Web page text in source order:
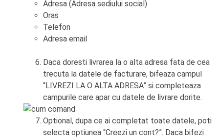
Adresa (Adresa sediului social)
Oras
Telefon
Adresa email
Daca doresti livrarea la o alta adresa fata de cea
trecuta la datele de facturare, bifeaza campul
“LIVREZI LA O ALTA ADRESA” si completeaza
campurile care apar cu datele de livrare dorite.
Optional, dupa ce ai completat toate datele, poti
selecta optiunea “Creezi un cont?”. Daca bifezi